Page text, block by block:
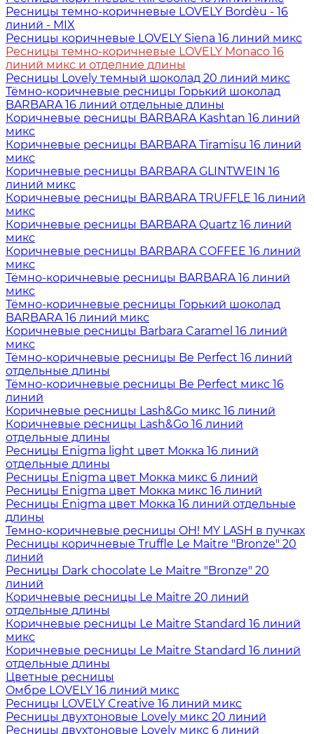
Ресницы темно-коричневые LOVELY Bordèu - 16
линий - MIX
Ресницы коричневые LOVELY Siena 16 линий микс
Ресницы темно-коричневые LOVELY Monaco 16
линий микс и отделние длины
Ресницы Lovely темный шоколад 20 линий микс
Тёмно-коричневые ресницы Горький шоколад
BARBARA 16 линий отдельные длины
Коричневые ресницы BARBARA Kashtan 16 линий
микс
Коричневые ресницы BARBARA Tiramisu 16 линий
микс
Коричневые ресницы BARBARA GLINTWEIN 16
линий микс
Коричневые ресницы BARBARA TRUFFLE 16 линий
микс
Коричневые ресницы BARBARA Quartz 16 линий
микс
Коричневые ресницы BARBARA COFFEE 16 линий
микс
Тёмно-коричневые ресницы BARBARA 16 линий
микс
Тёмно-коричневые ресницы Горький шоколад
BARBARA 16 линий микс
Коричневые ресницы Barbara Caramel 16 линий
микс
Тёмно-коричневые ресницы Be Perfect 16 линий
отдельные длины
Тёмно-коричневые ресницы Be Perfect микс 16
линий
Коричневые ресницы Lash&Go микс 16 линий
Коричневые ресницы Lash&Go 16 линий
отдельные длины
Ресницы Enigma light цвет Мокка 16 линий
отдельные длины
Ресницы Enigma цвет Мокка микс 6 линий
Ресницы Enigma цвет Мокка микс 16 линий
Ресницы Enigma цвет Мокка 16 линий отдельные
длины
Темно-коричневые ресницы OH! MY LASH в пучках
Ресницы коричневые Truffle Le Maitre "Bronze" 20
линий
Ресницы Dark chocolate Le Maitre "Bronze" 20
линий
Коричневые ресницы Le Maitre 20 линий
отдельные длины
Коричневые ресницы Le Maitre Standard 16 линий
микс
Коричневые ресницы Le Maitre Standard 16 линий
отдельные длины
Цветные ресницы
Oмбре LOVELY 16 линий микс
Ресницы LOVELY Creative 16 линий микс
Ресницы двухтоновые Lovely микс 20 линий
Ресницы двухтоновые Lovely микс 6 линий